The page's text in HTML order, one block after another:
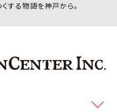
する物語を神戸から。